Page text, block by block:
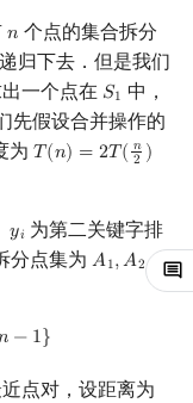
Text
优化
序
序
赛排序
序
小定理 & 欧拉定理
元
剩余定理
理
式初等函数
数齐次线性递推
化方法
反演
数
Number
数
蒙德卷积
射
多项式
标准型
树
红黑树
治
树分治
希
随机游走
𝑛
n 个点的集合拆分
归下去．但是我们
一个点在 𝑆1
S1 中，
先假设合并操作的
为𝑇 (𝑛) = 2𝑇 ( 𝑛
2 )
T(n)= 2T (n2)+O(
𝑦𝑖
yi 为第二关键字排
分点集为𝐴1,𝐴2
A1,A2 ：
− 1}
点对，设距离为